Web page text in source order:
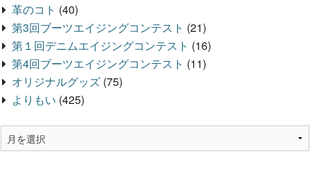
革のコト (40)
第3回ブーツエイジングコンテスト (21)
第１回デニムエイジングコンテスト (16)
第4回ブーツエイジングコンテスト (11)
オリジナルグッズ (75)
よりもい (425)